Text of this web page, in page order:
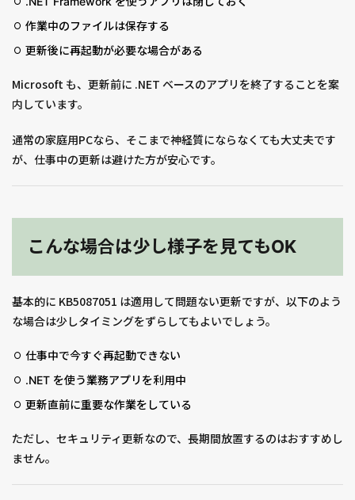
作業中のファイルは保存する
更新後に再起動が必要な場合がある
Microsoft も、更新前に .NET ベースのアプリを終了することを案
内しています。
通常の家庭用PCなら、そこまで神経質にならなくても大丈夫です
が、仕事中の更新は避けた方が安心です。
こんな場合は少し様子を見てもOK
基本的に KB5087051 は適用して問題ない更新ですが、以下のよう
な場合は少しタイミングをずらしてもよいでしょう。
仕事中で今すぐ再起動できない
.NET を使う業務アプリを利用中
更新直前に重要な作業をしている
ただし、セキュリティ更新なので、長期間放置するのはおすすめし
ません。